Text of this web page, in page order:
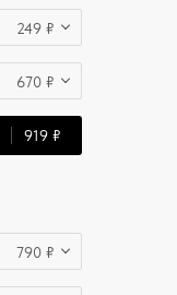
249 ₽
670 ₽
919 ₽
790 ₽